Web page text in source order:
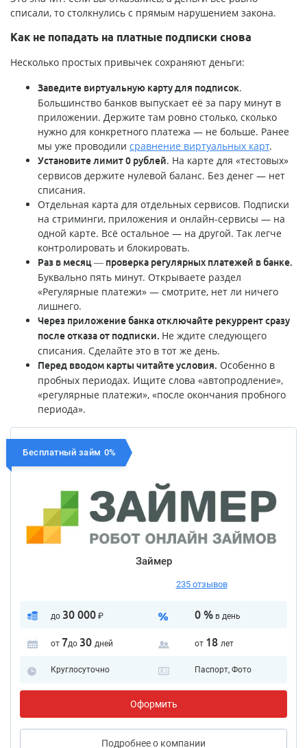
списали, то столкнулись с прямым нарушением закона.
Как не попадать на платные подписки снова
Несколько простых привычек сохраняют деньги:
Заведите виртуальную карту для подписок.
Большинство банков выпускает её за пару минут в
приложении. Держите там ровно столько, сколько
нужно для конкретного платежа — не больше. Ранее
мы уже проводили сравнение виртуальных карт.
Установите лимит 0 рублей. На карте для «тестовых»
сервисов держите нулевой баланс. Без денег — нет
списания.
Отдельная карта для отдельных сервисов. Подписки
на стриминги, приложения и онлайн-сервисы — на
одной карте. Всё остальное — на другой. Так легче
контролировать и блокировать.
Раз в месяц — проверка регулярных платежей в банке.
Буквально пять минут. Открываете раздел
«Регулярные платежи» — смотрите, нет ли ничего
лишнего.
Через приложение банка отключайте рекуррент сразу
после отказа от подписки. Не ждите следующего
списания. Сделайте это в тот же день.
Перед вводом карты читайте условия. Особенно в
пробных периодах. Ищите слова «автопродление»,
«регулярные платежи», «после окончания пробного
периода».
Бесплатный займ 0%
Займер
235 отзывов
до 30 000₽ 0 %в день
от 7до 30 дней от 18 лет
Круглосуточно Паспорт, Фото
Оформить
Подробнеео компании